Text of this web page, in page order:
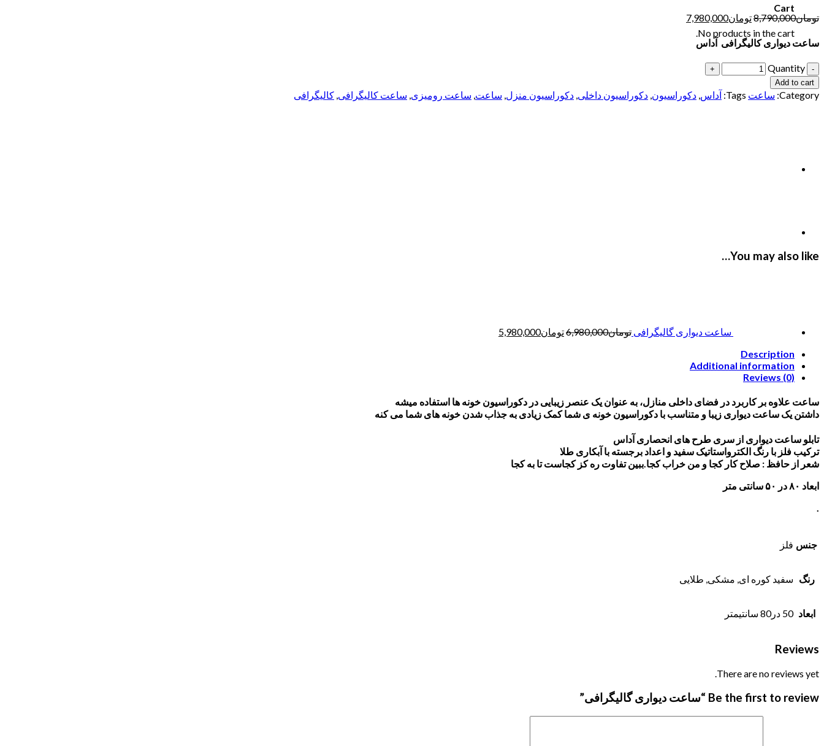
Cart
No products in the cart.
تومان8,790,000تومان7,980,000
ساعت دیواری کالیگرافی آداس
Quantity
Add to cart
Category: ساعت Tags: آداس, دکوراسیون, دکوراسیون داخلی, دکوراسیون منزل, ساعت, ساعت رومیزی, ساعت کالیگرافی, کالیگرافی
You may also like…
ساعت دیواری گالیگرافی تومان6,980,000تومان5,980,000
Description
Additional information
Reviews (0)
ساعت علاوه بر کاربرد در فضای داخلی منازل، به عنوان یک عنصر زیبایی در دکوراسیون خونه ها استفاده میشه
داشتن یک ساعت دیواری زیبا و متناسب با دکوراسیون خونه ی شما کمک زیادی به جذاب شدن خونه های شما می کنه
تابلو ساعت دیواری از سری طرح های انحصاری آداس
ترکیب فلز با رنگ الکترواستاتیک سفید و اعداد برجسته با آبکاری طلا
شعر از حافظ : صلاح کار کجا و من خراب کجا.ببین تفاوت ره کز کجاست تا به کجا
ابعاد ۸۰ در ۵۰ سانتی متر
.
جنس فلز
رنگ سفید کوره ای, مشکی, طلایی
ابعاد 50 در80 سانتیمتر
Reviews
There are no reviews yet.
Be the first to review “ساعت دیواری گالیگرافی”